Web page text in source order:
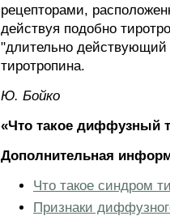
рецепторами,
действуя подобно
"длительно действующий
тиротропина.
Ю. Бойко
«Что такое диффузный
Дополнительная
Что такое синдром
Признаки